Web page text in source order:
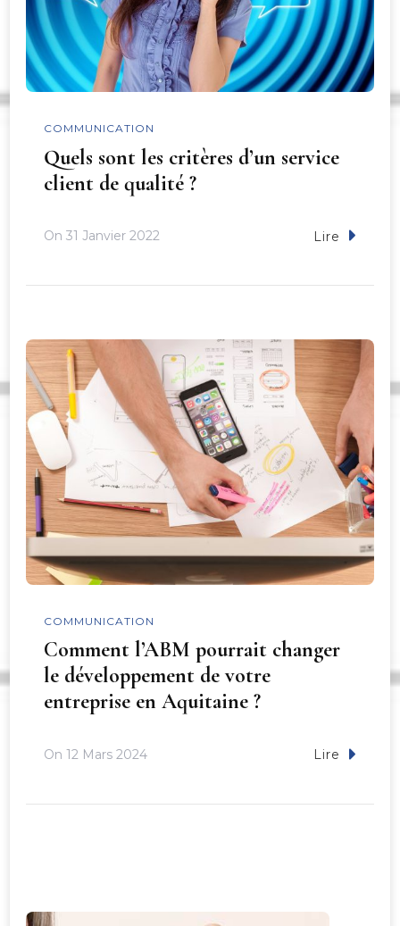
COMMUNICATION
Quels sont les critères d’un service
client de qualité ?
On 31 Janvier 2022 Lire
COMMUNICATION
Comment l’ABM pourrait changer
le développement de votre
entreprise en Aquitaine ?
On 12 Mars 2024 Lire